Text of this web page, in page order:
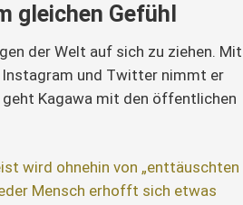
gleichen Gefühl
der Welt auf sich zu ziehen. Mit
Instagram und Twitter nimmt er
Kagawa mit den öffentlichen
wird ohnehin von „enttäuschten
Mensch erhofft sich etwas